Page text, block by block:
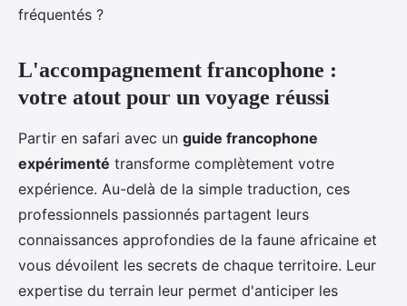
fréquentés ?
L'accompagnement francophone :
votre atout pour un voyage réussi
Partir en safari avec un guide francophone
expérimenté transforme complètement votre
expérience. Au-delà de la simple traduction, ces
professionnels passionnés partagent leurs
connaissances approfondies de la faune africaine et
vous dévoilent les secrets de chaque territoire. Leur
expertise du terrain leur permet d'anticiper les